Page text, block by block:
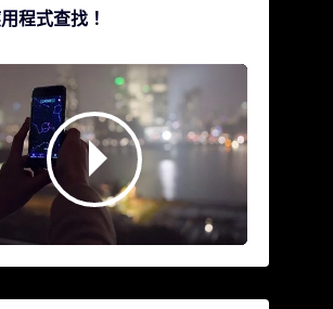
程式查找！